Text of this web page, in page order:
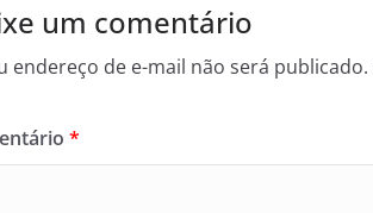
um comentário
endereço de e-mail não será publicado.
*